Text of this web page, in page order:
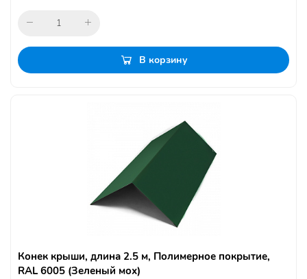
В корзину
Конек крыши, длина 2.5 м, Полимерное покрытие,
RAL 6005 (Зеленый мох)